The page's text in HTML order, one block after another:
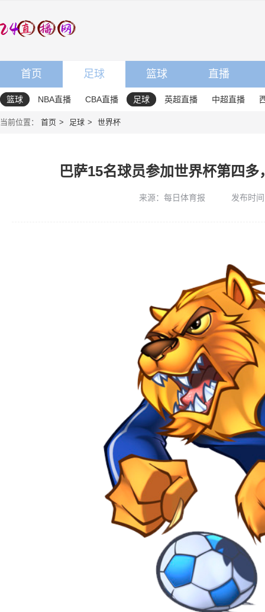
首页 足球 篮球 直播
篮球 NBA直播 CBA直播 足球 英超直播 中超直播
当前位置： 首页 足球 世界杯
巴萨15名球员参加世界杯第四
来源：每日体育报 发布时